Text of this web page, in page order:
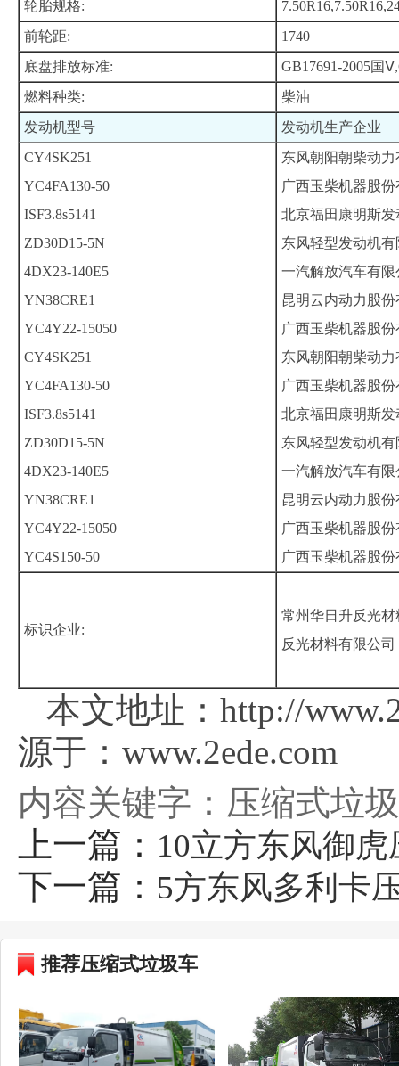
轮胎规格:
前轮距:
1740
底盘排放标准:
GB17691-2005国
燃料种类:
柴油
发动机型号
发动机生产企业
CY4SK251
YC4FA130-50
ISF3.8s5141
ZD30D15-5N
4DX23-140E5
YN38CRE1
YC4Y22-15050
CY4SK251
YC4FA130-50
ISF3.8s5141
ZD30D15-5N
4DX23-140E5
YN38CRE1
YC4Y22-15050
YC4S150-50
东风朝阳朝柴动
广西玉柴机器股
北京福田康明斯
东风轻型发动机有
一汽解放汽车有
昆明云内动力股
广西玉柴机器股
东风朝阳朝柴动
广西玉柴机器股
北京福田康明斯
东风轻型发动机有
一汽解放汽车有
昆明云内动力股
广西玉柴机器股
广西玉柴机器股
标识企业:
常州华日升反光
反光材料有限公司
本文地址：http://
源于：www.2ede.com
内容关键字：压缩式垃
上一篇： 10立方东风御
下一篇： 5方东风多利卡
推荐压缩式垃圾车